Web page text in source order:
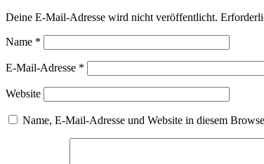
Deine E-Mail-Adresse wird nicht veröffentlicht.
Name *
E-Mail-Adresse *
Website
Name, E-Mail-Adresse und Website in diesem